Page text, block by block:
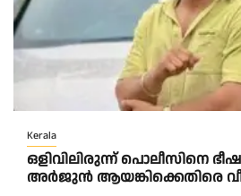
Kerala
ഒളിവിലിരുന്ന് പൊലീസിനെ
അർജുൻ ആയങ്കിക്കെതിരെ